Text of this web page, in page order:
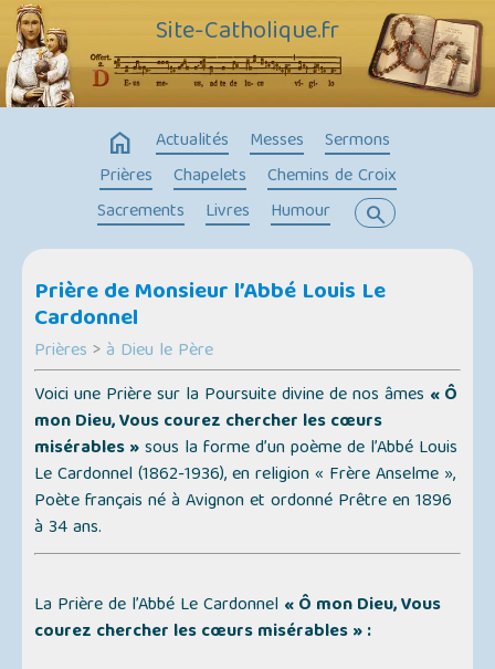
Site-Catholique.fr
home Actualités Messes
Sermons
Prières
Chapelets
Chemins de Croix
Sacrements
Livres Humour search
Prière de Monsieur l’Abbé Louis Le
Cardonnel
Prières > à Dieu le Père
Voici une Prière sur la Poursuite divine de nos âmes « Ô
mon Dieu, Vous courez chercher les cœurs
misérables »sous la forme d’un poème de l’Abbé Louis
Le Cardonnel (1862-1936), en religion « Frère Anselme »,
Poète français né à Avignon et ordonné Prêtre en 1896
à 34 ans.
La Prière de l’Abbé Le Cardonnel « Ô mon Dieu, Vous
courez chercher les cœurs misérables » :